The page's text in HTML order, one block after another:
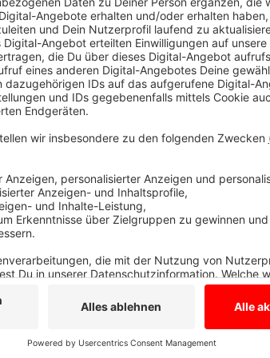
Es werden noch Ideen gesammelt
Anzeige
Falls Ihr Ideen dazu habt, seid Ihr gern
Von ca 18.30 Uhr bis 21.30 Uhr in der Burg
Auftaktveranstaltung zum
Planung beteiligt ist, welche Schritte nun
kann.
Anzeige